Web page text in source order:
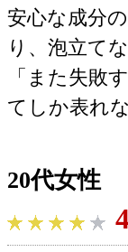
安心な成分
り、泡立て
「また失敗
てしか表れ
20代女性